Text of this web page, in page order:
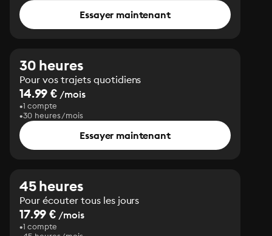
Essayer maintenant
30 heures
Pour vos trajets quotidiens
14.99 € /mois
1 compte
30 heures/mois
Essayer maintenant
45 heures
Pour écouter tous les jours
17.99 € /mois
1 compte